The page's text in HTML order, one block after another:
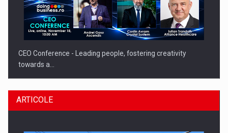
CEO Conference - Leading people, fostering creativity
towards a…
ARTICOLE